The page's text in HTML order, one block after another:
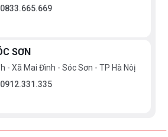
0833.665.669
SƠN
- Xã Mai Đình - Sóc Sơn - TP Hà Nôị
0912.331.335